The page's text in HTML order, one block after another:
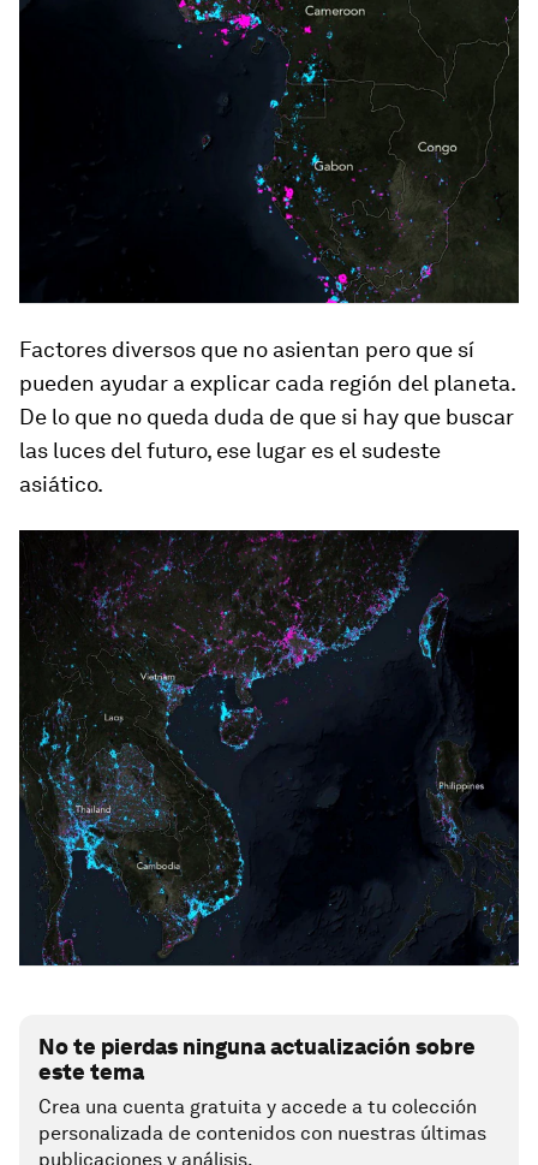
Factores diversos que no asientan pero que sí
pueden ayudar a explicar cada región del planeta.
De lo que no queda duda de que si hay que buscar
las luces del futuro, ese lugar es el sudeste
asiático.
No te pierdas ninguna actualización sobre
este tema
Crea una cuenta gratuita y accede a tu colección
personalizada de contenidos con nuestras últimas
publicaciones y análisis.